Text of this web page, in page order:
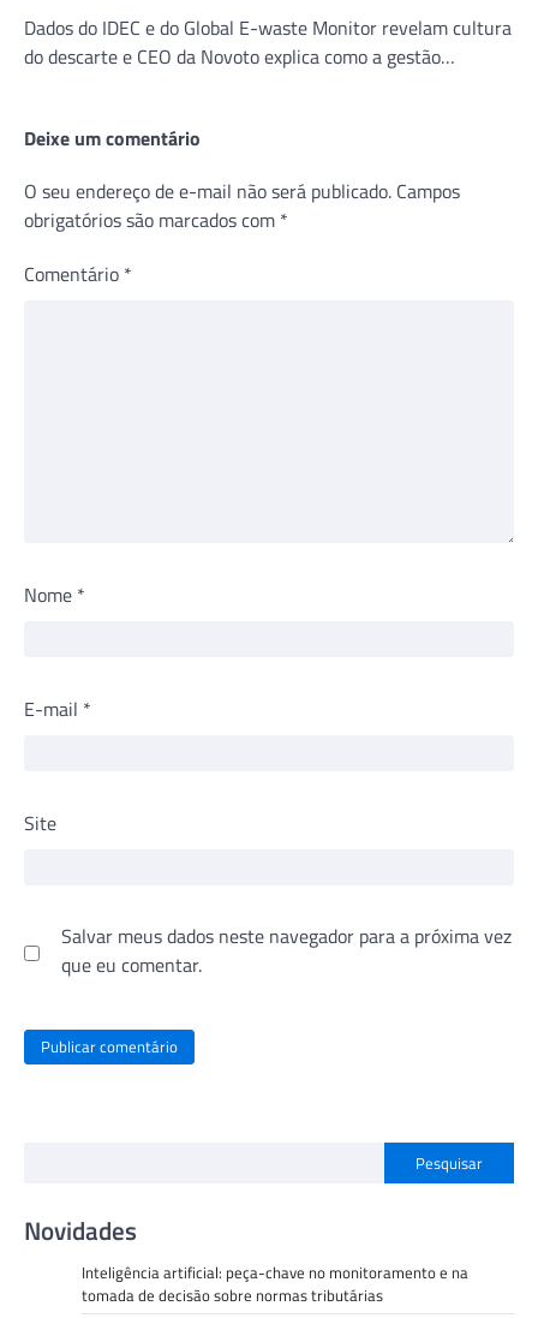
Dados do IDEC e do Global E-waste Monitor revelam cultura
do descarte e CEO da Novoto explica como a gestão…
Deixe um comentário
O seu endereço de e-mail não será publicado. Campos
obrigatórios são marcados com *
Comentário *
Nome *
E-mail *
Site
Salvar meus dados neste navegador para a próxima vez
que eu comentar.
Pesquisar
Novidades
Inteligência artificial: peça-chave no monitoramento e na
tomada de decisão sobre normas tributárias